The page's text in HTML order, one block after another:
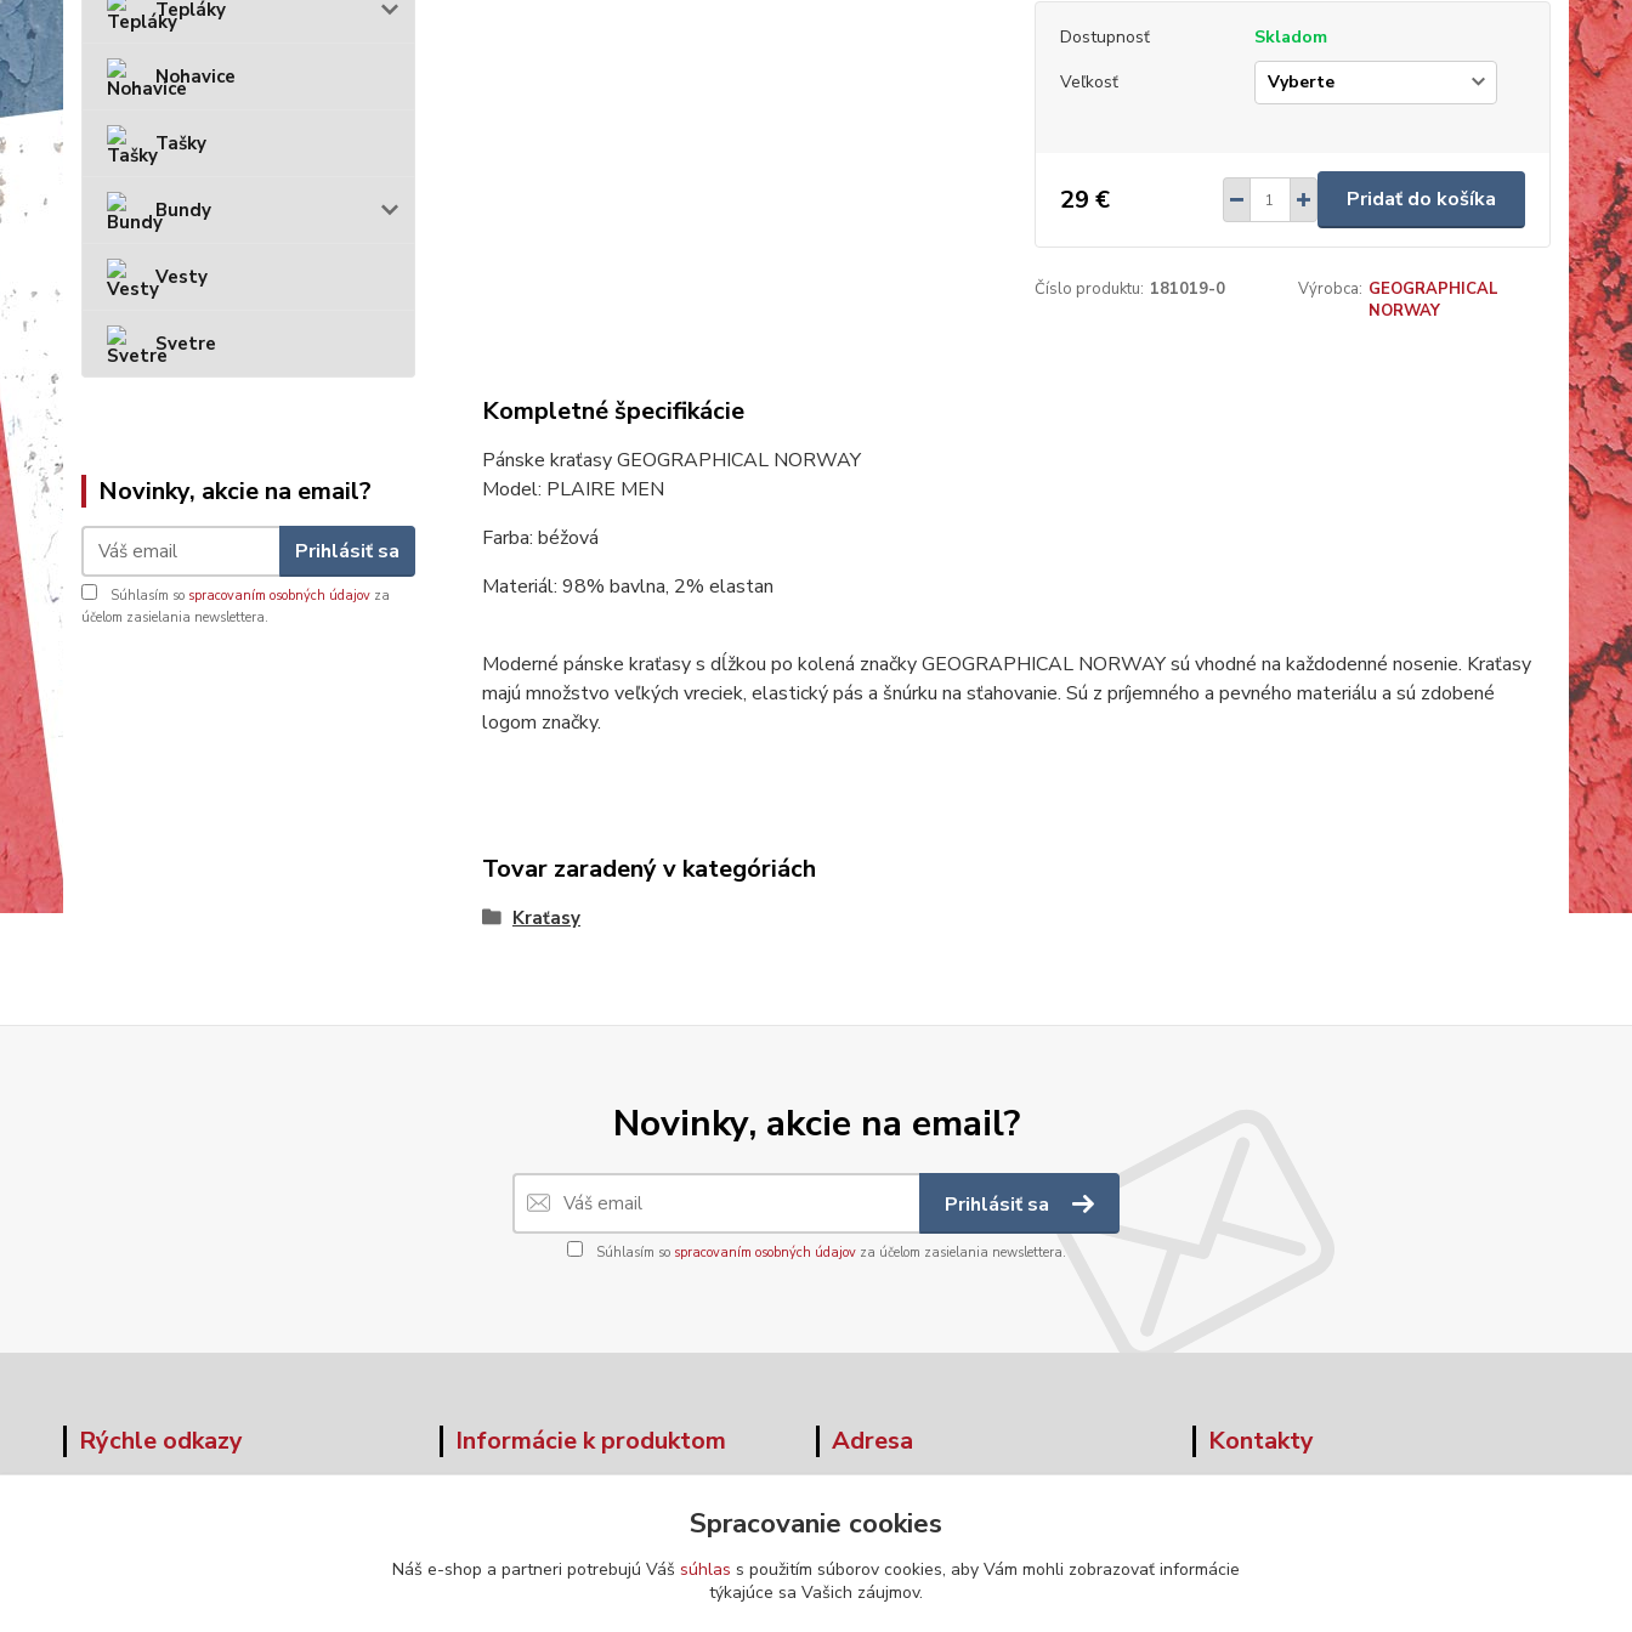
Tepláky
Nohavice
Tašky
Bundy
Vesty
Svetre
Novinky, akcie na email?
Prihlásiť sa
Súhlasím so spracovaním osobných údajov za
účelom zasielania newslettera.
Dostupnosť
Skladom
Veľkosť
29 € Pridať do košíka
Číslo produktu: 181019-0 Výrobca: GEOGRAPHICAL
NORWAY
Kompletné špecifikácie
Pánske kraťasy GEOGRAPHICAL NORWAY
Model: PLAIRE MEN
Farba: béžová
Materiál: 98% bavlna, 2% elastan
Moderné pánske kraťasy s dĺžkou po kolená značky GEOGRAPHICAL NORWAY sú vhodné na každodenné nosenie. Kraťasy
majú množstvo veľkých vreciek, elastický pás a šnúrku na sťahovanie. Sú z príjemného a pevného materiálu a sú zdobené
logom značky.
Tovar zaradený v kategóriách
Kraťasy
Novinky, akcie na email?
Prihlásiť sa
Súhlasím so spracovaním osobných údajovza účelom zasielania newslettera.
Rýchle odkazy Informácie k produktom Adresa
Banská Bystrica
974 04
Kontakty
info@norwaywear.sk
Spracovanie cookies
Náš e-shop a partneri potrebujú Váš súhlas s použitím súborov cookies, aby Vám mohli zobrazovať informácie
týkajúce sa Vašich záujmov.